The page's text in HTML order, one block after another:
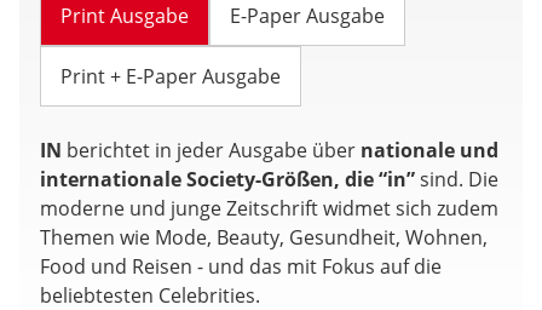
Print Ausgabe E-Paper Ausgabe
Print + E-Paper Ausgabe
IN berichtet in jeder Ausgabe über nationale und
internationale Society-Größen, die “in”sind. Die
moderne und junge Zeitschrift widmet sich zudem
Themen wie Mode, Beauty, Gesundheit, Wohnen,
Food und Reisen - und das mit Fokus auf die
beliebtesten Celebrities.